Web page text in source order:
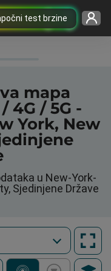
test brzine
mapa
4G / 5G -
York, New
u New-York-
Sjedinjene Države